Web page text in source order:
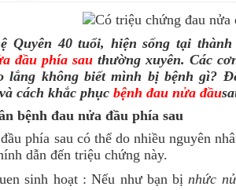
Quyên 40 tuổi, hiện sống tại
đầu phía sau thường xuyên. Các
lắng không biết mình bị bệnh gì?
cách khắc phục bệnh đau nửa đầu
bệnh đau nửa đầu phía sau
phía sau có thể do nhiều nguyên
dẫn đến triệu chứng này.
sinh hoạt : Nếu như bạn bịnhức